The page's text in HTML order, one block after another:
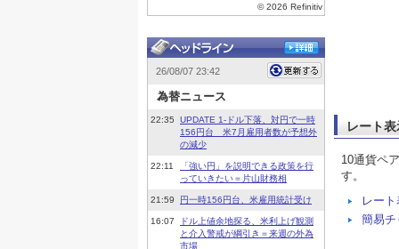
レート
10通貨ペ
す。
レー
簡易チ